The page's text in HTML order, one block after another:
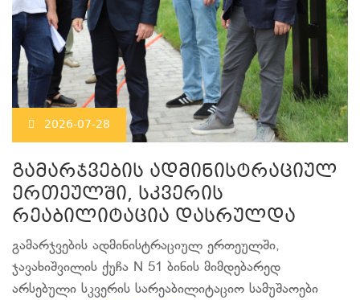
2026-07-28
გამარჯვების ადმინისტრაციულ
ერთეულში, სკვერის
რეაბილიტაცია დასრულდა
გამარჯვების ადმინისტრაციულ ერთეულში,
ჯავახიშვილის ქუჩა N 51 ბინის მიმდებარედ
არსებული სკვერის სარეაბილიტაციო სამუშაოები